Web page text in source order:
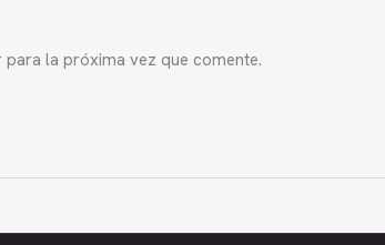
la próxima vez que comente.